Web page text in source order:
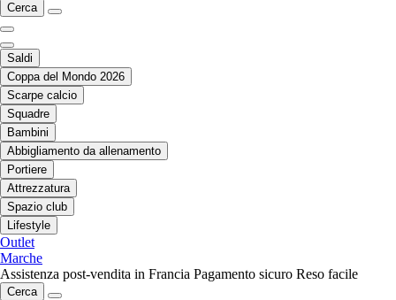
Cerca
Saldi
Coppa del Mondo 2026
Scarpe calcio
Squadre
Bambini
Abbigliamento da allenamento
Portiere
Attrezzatura
Spazio club
Lifestyle
Outlet
Marche
Assistenza post-vendita in Francia Pagamento sicuro Reso facile
Cerca